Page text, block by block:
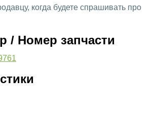
когда будете спрашивать про
/ Номер запчасти